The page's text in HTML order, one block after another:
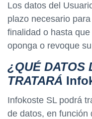
Los datos del
plazo necesario
finalidad o hasta
oponga o revoque
¿QUÉ DATOS
TRATARÁ
Infokoste SL podrá
de datos, en función